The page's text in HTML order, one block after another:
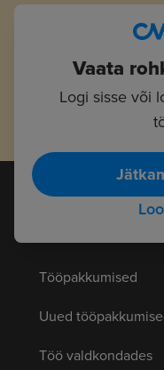
Vaata
Logi sisse või
Tööpakkumised
Uued
Töö valdkondades